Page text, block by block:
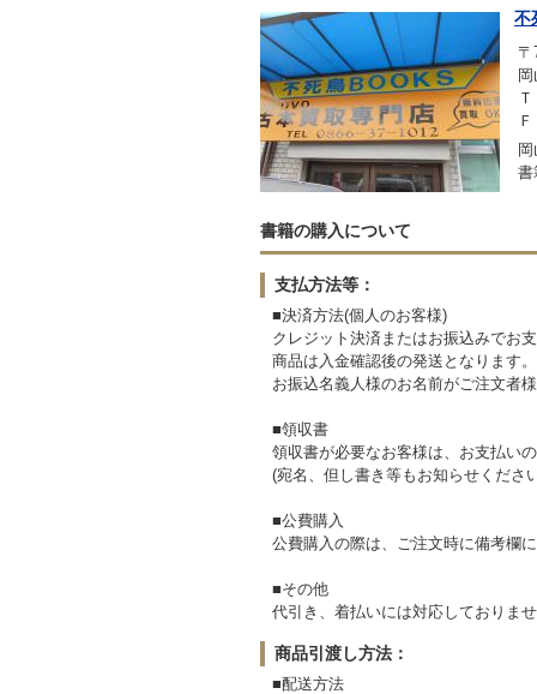
不
〒
書籍の購入について
支払方法等：
■決済方法(個人のお客様)
クレジット決済またはお振込みでお
商品は入金確認後の発送となります。
お振込名義人様のお名前がご注文者
■領収書
領収書が必要なお客様は、お支払い
(宛名、但し書き等もお知らせくださ
■公費購入
公費購入の際は、ご注文時に備考欄
■その他
代引き、着払いには対応しておりま
商品引渡し方法：
■配送方法